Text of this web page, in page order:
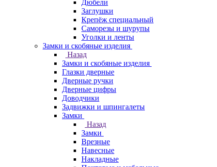
Дюбели
Заглушки
Крепёж специальный
Саморезы и шурупы
Уголки и ленты
Замки и скобяные изделия
Назад
Замки и скобяные изделия
Глазки дверные
Дверные ручки
Дверные цифры
Доводчики
Задвижки и шпингалеты
Замки
Назад
Замки
Врезные
Навесные
Накладные